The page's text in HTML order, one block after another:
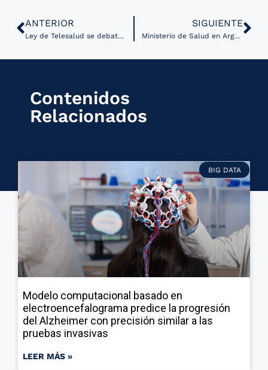
ANTERIOR
Ley de Telesalud se debate en Perú
SIGUIENTE
Ministerio de Salud en Argentina realiza encuesta sobre el uso de telemedicina durante la pandemia
Contenidos
Relacionados
BIG DATA
Modelo computacional basado en
electroencefalograma predice la progresión
del Alzheimer con precisión similar a las
pruebas invasivas
LEER MÁS »